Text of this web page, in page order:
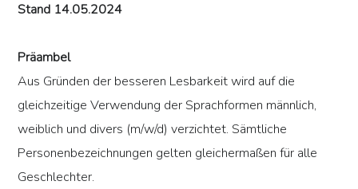
Stand 14.05.2024
Präambel
Aus Gründen der besseren Lesbarkeit wird auf die
gleichzeitige Verwendung der Sprachformen männlich,
weiblich und divers (m/w/d) verzichtet. Sämtliche
Personenbezeichnungen gelten gleichermaßen für alle
Geschlechter.